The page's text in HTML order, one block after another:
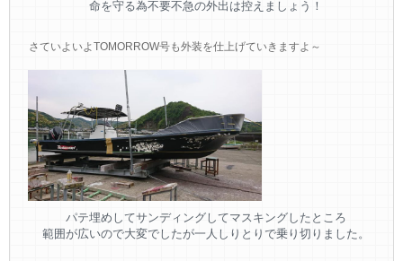
命を守る為不要不急の外出は控えましょう！
さていよいよTOMORROW号も外装を仕上げていきますよ～
パテ埋めしてサンディングしてマスキングしたところ
範囲が広いので大変でしたが一人しりとりで乗り切りました。